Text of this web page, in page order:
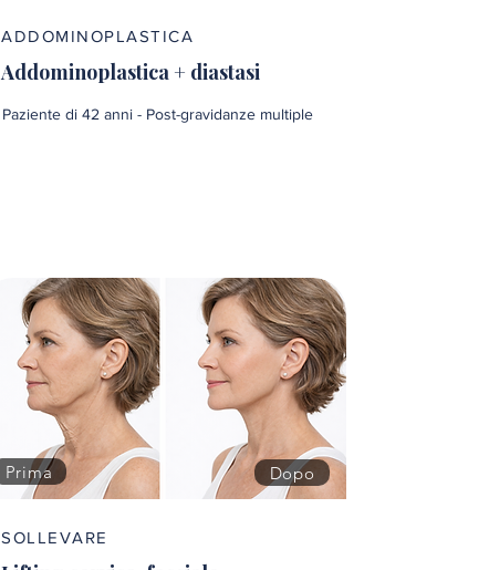
ADDOMINOPLASTICA
Addominoplastica + diastasi
Paziente di 42 anni - Post-gravidanze multiple
Prima Dopo
SOLLEVARE